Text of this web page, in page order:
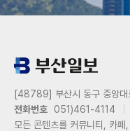
[48789] 부산시 동구 중앙
전화번호
051)461-4114
모든 콘텐츠를 커뮤니티, 카